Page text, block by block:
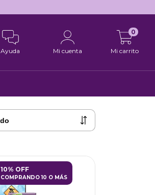
Ayuda Mi cuenta Mi carrito
0
10% OFF
COMPRANDO 10 O MÁS